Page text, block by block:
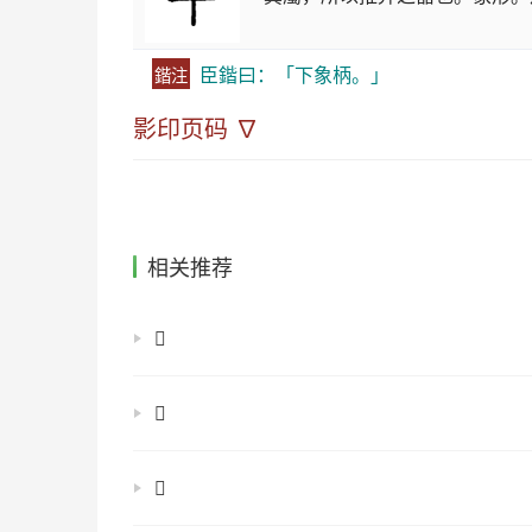
鍇注 臣鍇曰：「下象柄。」
影印页码 ∇
相关推荐
𡰖
𡰢
𡰿